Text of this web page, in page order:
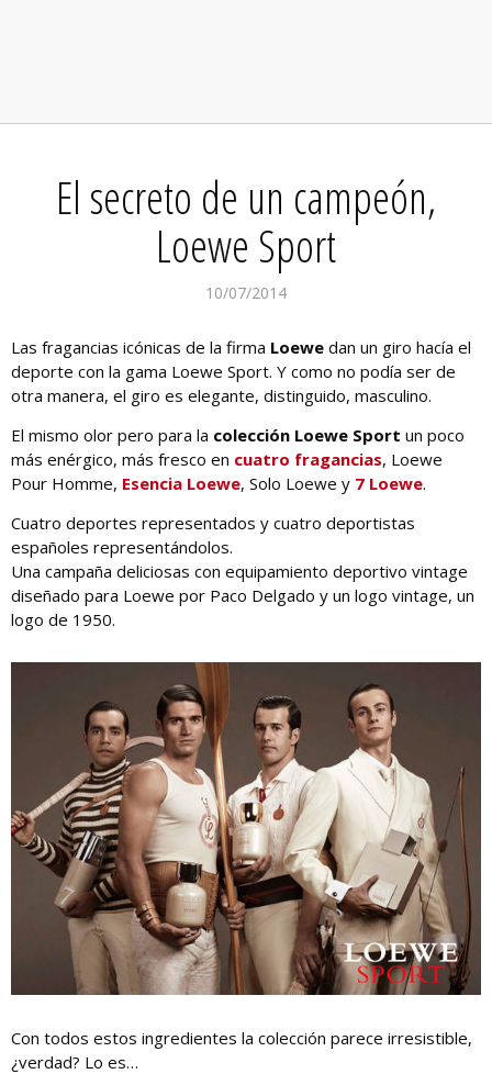
El secreto de un campeón,
Loewe Sport
10/07/2014
Las fragancias icónicas de la firma Loewe dan un giro hacía el
deporte con la gama Loewe Sport. Y como no podía ser de
otra manera, el giro es elegante, distinguido, masculino.
El mismo olor pero para la colección Loewe Sport un poco
más enérgico, más fresco en cuatro fragancias, Loewe
Pour Homme, Esencia Loewe, Solo Loewe y 7 Loewe.
Cuatro deportes representados y cuatro deportistas
españoles representándolos.
Una campaña deliciosas con equipamiento deportivo vintage
diseñado para Loewe por Paco Delgado y un logo vintage, un
logo de 1950.
Con todos estos ingredientes la colección parece irresistible,
¿verdad? Lo es…